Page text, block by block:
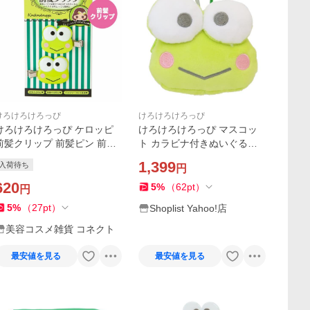
ろけろけろっぴ
ろけろけろっぴ ケロッピ
髪クリップ 前髪ピン 前髪
ン ヘア用品
荷待ち
円
5% （27pt）
美容コスメ雑貨 コネクト
最安値を見る
けろけろけろっぴ
けろけろけろっぴ マスコッ
ト カラビナ付きぬいぐるみ
リオ ティーズファクトリー
小物入れ キャラクター グッ
1,399円
5% （62pt）
Shoplist Yahoo!店
最安値を見る